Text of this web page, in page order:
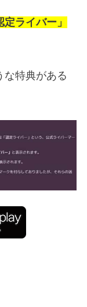
ライバー」
な特典がある